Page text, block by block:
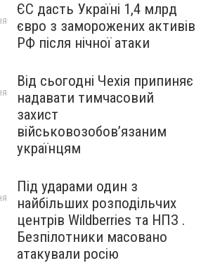
ЄС дасть Україні 1,4 млрд
євро з заморожених активів
РФ після нічної атаки
Від сьогодні Чехія припиняє
надавати тимчасовий
захист
військовозобов’язаним
українцям
Під ударами один з
найбільших розподільчих
центрів Wildberries та НПЗ .
Безпілотники масовано
атакували росію